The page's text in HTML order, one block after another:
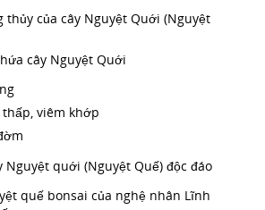
thủy của cây Nguyệt Quới (Nguyệt
cây Nguyệt Quới
viêm khớp
Nguyệt quới (Nguyệt Quế) độc đáo
quế bonsai của nghệ nhân Lĩnh